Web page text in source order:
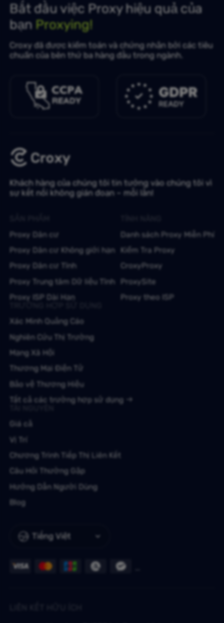
Bắt đầu việc Proxy hiệu quả của
bạn Proxying!
Croxy đã được kiểm toán và chứng nhận bởi các tiêu
chuẩn của bên thứ ba hàng đầu trong ngành.
Khách hàng của chúng tôi tin tưởng vào chúng tôi vì
sự kết nối không gián đoạn – mỗi lần!
Tiếng Việt
Proxy Dân cư
Proxy Dân cư Không giới hạn
Proxy Dân cư Tĩnh
Proxy Trung tâm Dữ liệu Tĩnh
Proxy ISP Dài Hạn
Danh sách Proxy Miễn Phí
Kiểm Tra Proxy
CroxyProxy
ProxySite
Proxy theo ISP
Xác Minh Quảng Cáo
Nghiên Cứu Thị Trường
Mạng Xã Hội
Thương Mại Điện Tử
Bảo vệ Thương Hiệu
Tất cả các trường hợp sử dụng
Giá cả
Vị Trí
Chương Trình Tiếp Thị Liên Kết
Câu Hỏi Thường Gặp
Hướng Dẫn Người Dùng
Blog